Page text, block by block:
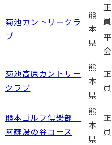
菊池カントリークラ
ブ
熊
本
県
員
菊池高原カントリー
クラブ
熊
本
県
員
熊本ゴルフ倶樂部
阿蘇湯の谷コース
熊
本
県
員